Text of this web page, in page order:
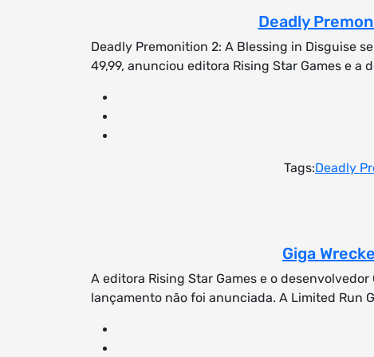
Deadly
Deadly Premonition 2: A Blessing in Disguise
49,99, anunciou editora Rising Star Games e a
Tags:Deadly
Giga
A editora Rising Star Games e o
lançamento não foi anunciada. A Limited Run